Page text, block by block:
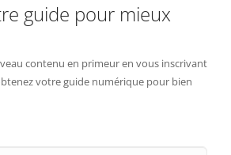
guide pour mieux
contenu en primeur en vous inscrivant
votre guide numérique pour bien